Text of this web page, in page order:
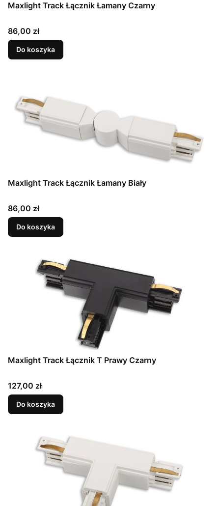
Maxlight Track Łącznik Łamany Czarny
Cena
86,00 zł
Do koszyka
Maxlight Track Łącznik Łamany Biały
Cena
86,00 zł
Do koszyka
Maxlight Track Łącznik T Prawy Czarny
Cena
127,00 zł
Do koszyka